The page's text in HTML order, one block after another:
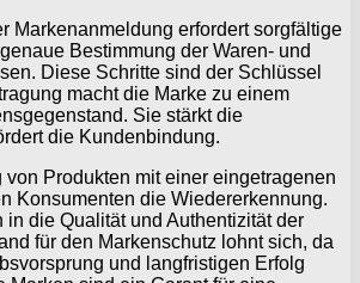
Markenanmeldung erfordert sorgfältige
Bestimmung der Waren- und
Diese Schritte sind der Schlüssel
macht die Marke zu einem
Sie stärkt die
die Kundenbindung.
Produkten mit einer eingetragenen
Konsumenten die Wiedererkennung.
in die Qualität und Authentizität der
für den Markenschutz lohnt sich, da
und langfristigen Erfolg